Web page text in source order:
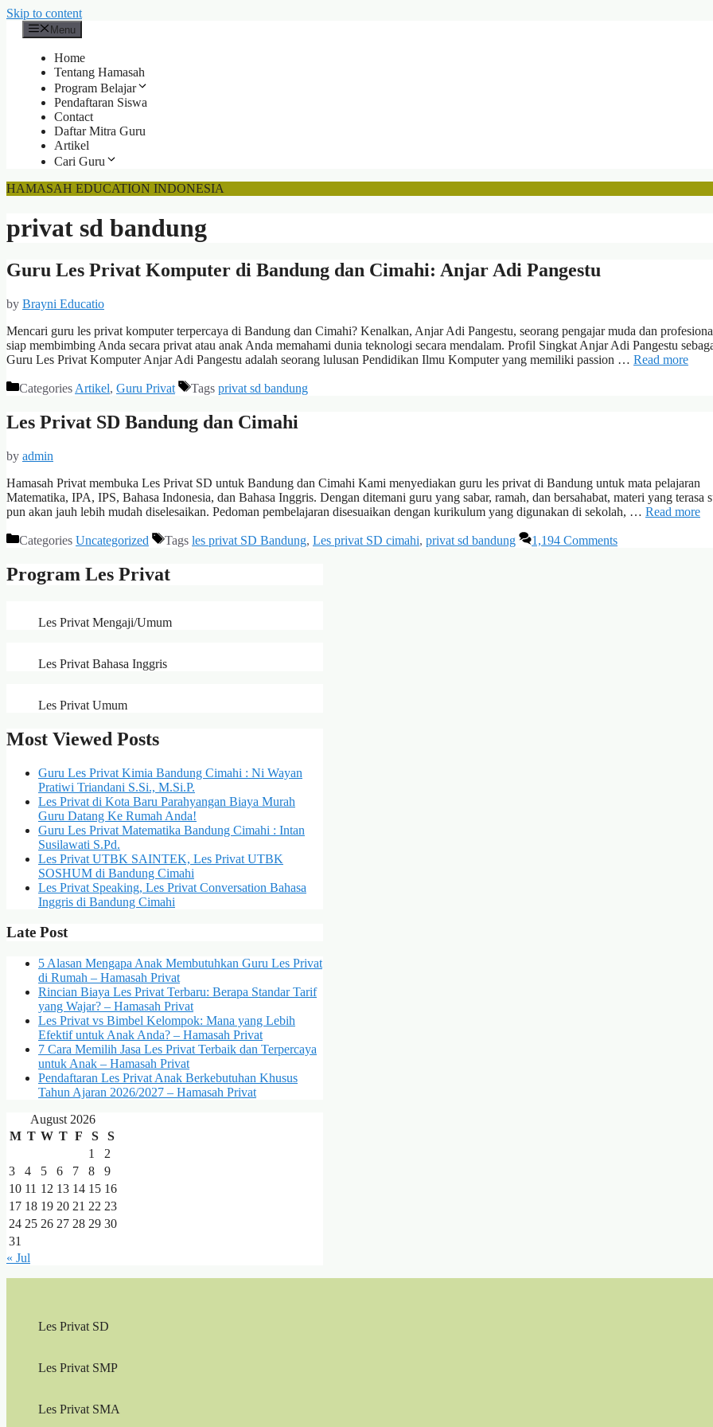
Skip to content
Menu
Home
Tentang Hamasah
Program Belajar
Pendaftaran Siswa
Contact
Daftar Mitra Guru
Artikel
Cari Guru
HAMASAH EDUCATION INDONESIA
privat sd bandung
Guru Les Privat Komputer di Bandung dan Cimahi: Anjar Adi Pangestu
by Brayni Educatio
Mencari guru les privat komputer terpercaya di Bandung dan Cimahi? Kenalkan, Anjar Adi Pangestu, seorang pengajar muda dan
siap membimbing Anda secara privat atau anak Anda memahami dunia teknologi secara mendalam. Profil Singkat Anjar Adi Pangestu
Guru Les Privat Komputer Anjar Adi Pangestu adalah seorang lulusan Pendidikan Ilmu Komputer yang memiliki passion … Read more
Categories Artikel, Guru Privat Tags privat sd bandung
Les Privat SD Bandung dan Cimahi
by admin
Hamasah Privat membuka Les Privat SD untuk Bandung dan Cimahi Kami menyediakan guru les privat di Bandung untuk mata pelajaran
Matematika, IPA, IPS, Bahasa Indonesia, dan Bahasa Inggris. Dengan ditemani guru yang sabar, ramah, dan bersahabat, materi yang terasa
pun akan jauh lebih mudah diselesaikan. Pedoman pembelajaran disesuaikan dengan kurikulum yang digunakan di sekolah, … Read more
Categories Uncategorized Tags les privat SD Bandung, Les privat SD cimahi, privat sd bandung 1,194 Comments
Program Les Privat
Les Privat Mengaji/Umum
Les Privat Bahasa Inggris
Les Privat Umum
Most Viewed Posts
Guru Les Privat Kimia Bandung Cimahi : Ni Wayan
Pratiwi Triandani S.Si., M.Si.P.
Les Privat di Kota Baru Parahyangan Biaya Murah
Guru Datang Ke Rumah Anda!
Guru Les Privat Matematika Bandung Cimahi : Intan
Susilawati S.Pd.
Les Privat UTBK SAINTEK, Les Privat UTBK
SOSHUM di Bandung Cimahi
Les Privat Speaking, Les Privat Conversation Bahasa
Inggris di Bandung Cimahi
Late Post
5 Alasan Mengapa Anak Membutuhkan Guru Les Privat
di Rumah – Hamasah Privat
Rincian Biaya Les Privat Terbaru: Berapa Standar Tarif
yang Wajar? – Hamasah Privat
Les Privat vs Bimbel Kelompok: Mana yang Lebih
Efektif untuk Anak Anda? – Hamasah Privat
7 Cara Memilih Jasa Les Privat Terbaik dan Terpercaya
untuk Anak – Hamasah Privat
Pendaftaran Les Privat Anak Berkebutuhan Khusus
Tahun Ajaran 2026/2027 – Hamasah Privat
August 2026
M T W T F S
S
1
2
3
4 5 6 7 8
9
10 11 12 13 14 15 16
17 18 19 20 21 22 23
24 25 26 27 28 29 30
31
« Jul
Les Privat SD
Les Privat SMP
Les Privat SMA